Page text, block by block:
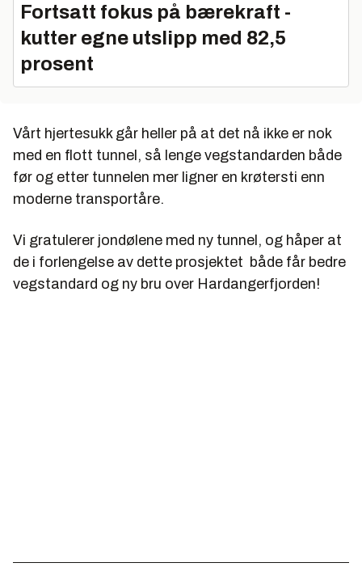
Fortsatt fokus på bærekraft -
kutter egne utslipp med 82,5
prosent
Vårt hjertesukk går heller på at det nå ikke er nok
med en flott tunnel, så lenge vegstandarden både
før og etter tunnelen mer ligner en krøtersti enn
moderne transportåre.
Vi gratulerer jondølene med ny tunnel, og håper at
de i forlengelse av dette prosjektet både får bedre
vegstandard og ny bru over Hardangerfjorden!